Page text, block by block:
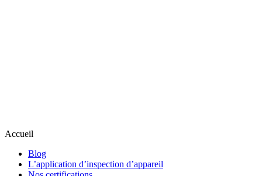
Accueil
Blog
L’application d’inspection d’appareil